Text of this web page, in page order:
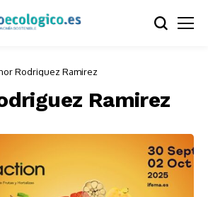
Rodriguez Ramirez
Ramirez